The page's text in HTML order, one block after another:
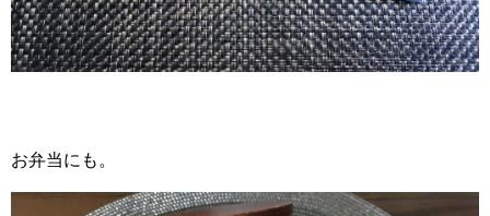
お弁当にも。